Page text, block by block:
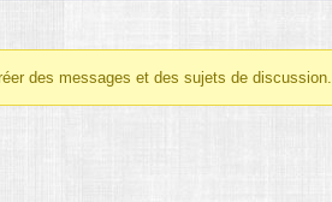
des messages et des sujets de discussion.